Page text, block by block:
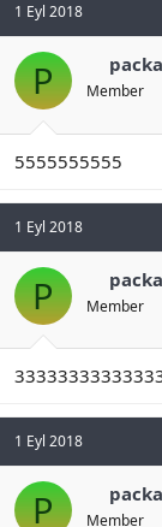
1 Eyl 2018
P Member
5555555555
1 Eyl 2018
P Member
1 Eyl 2018
P Member